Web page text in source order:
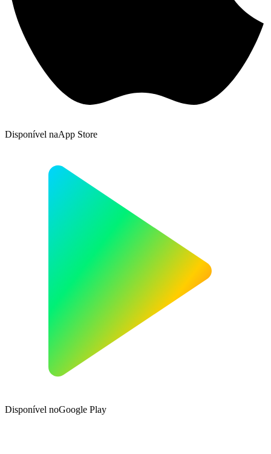
Disponível naApp Store
Disponível noGoogle Play